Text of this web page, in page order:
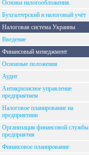
Основы налогообложения.
Бухгалтерский и налоговый учёт
Налоговая система Украины
Введение
Финансовый менеджмент
Основные положения
Аудит
Антикризисное управление
предприятием
Налоговое планирование на
предприятиии
Организация финансовой службы
предприятия
Финансовое планирование